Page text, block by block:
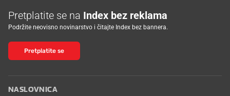
Pretplatite se na Index bez reklama
Podržite neovisno novinarstvo i čitajte Index bez bannera.
Pretplatite se
NASLOVNICA